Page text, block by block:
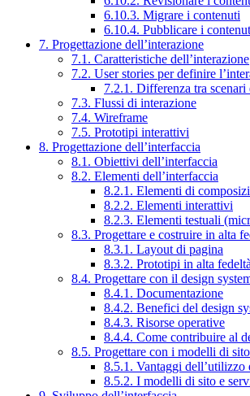
6.10.3. Migrare i contenuti
6.10.4. Pubblicare i
7. Progettazione dell’interazione
7.1. Caratteristiche dell’interazione
7.2. User stories per definire
7.2.1. Differenza tra scenari
7.3. Flussi di interazione
7.4. Wireframe
7.5. Prototipi interattivi
8. Progettazione dell’interfaccia
8.1. Obiettivi dell’interfaccia
8.2. Elementi dell’interfaccia
8.2.1. Elementi di
8.2.2. Elementi interattivi
8.2.3. Elementi testuali
8.3. Progettare e costruire in alta
8.3.1. Layout di pagina
8.3.2. Prototipi in alta fedeltà
8.4. Progettare con il design
8.4.1. Documentazione
8.4.2. Benefici del design
8.4.3. Risorse operative
8.4.4. Come contribuire al
8.5. Progettare con i modelli di
8.5.1. Vantaggi dell’utilizzo
8.5.2. I modelli di sito e